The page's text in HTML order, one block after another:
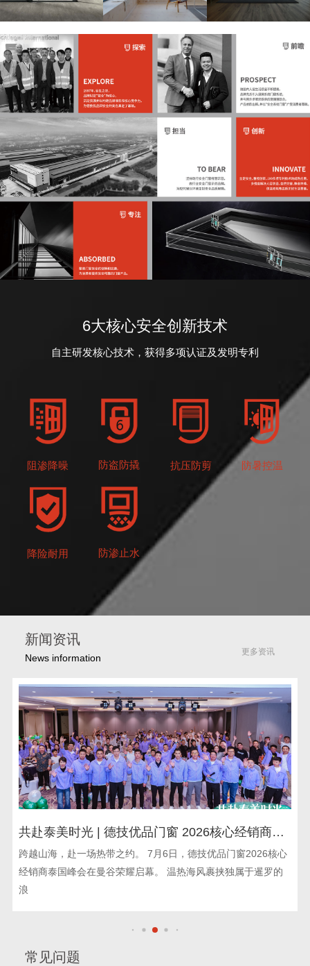
6大核心安全创新技术
自主研发核心技术，获得多项认证及发明专利
阻渗降噪 防盗防撬 抗压防剪 防暑控温
降险耐用 防渗止水
更多资讯
新闻资讯
News information
共赴泰美时光 | 德技优品门窗 2026核心经销商峰
会荣耀启幕
跨越山海，赴一场热带之约。 7月6日，德技优品门窗2026核心
经销商泰国峰会在曼谷荣耀启幕。 温热海风裹挟独属于暹罗的
浪
常见问题